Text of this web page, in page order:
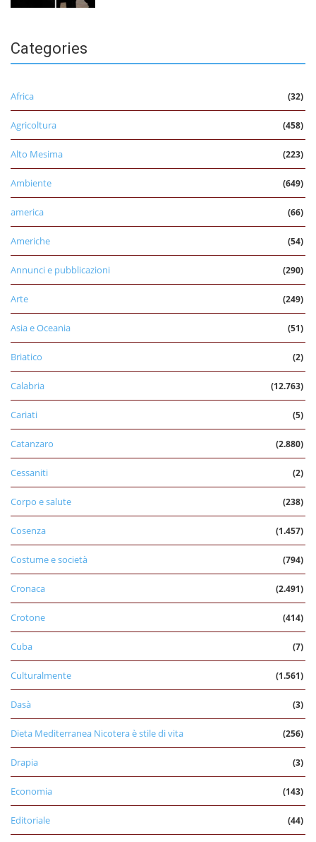
Categories
Africa (32)
Agricoltura (458)
Alto Mesima (223)
Ambiente (649)
america (66)
Americhe (54)
Annunci e pubblicazioni (290)
Arte (249)
Asia e Oceania (51)
Briatico (2)
Calabria (12.763)
Cariati (5)
Catanzaro (2.880)
Cessaniti (2)
Corpo e salute (238)
Cosenza (1.457)
Costume e società (794)
Cronaca (2.491)
Crotone (414)
Cuba (7)
Culturalmente (1.561)
Dasà (3)
Dieta Mediterranea Nicotera è stile di vita (256)
Drapia (3)
Economia (143)
Editoriale (44)